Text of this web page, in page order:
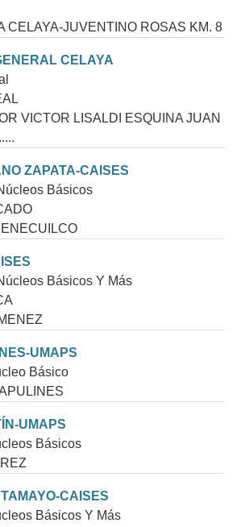
CELAYA-JUVENTINO ROSAS KM. 8
CELAYA
VICTOR LISALDI ESQUINA JUAN
ZAPATA-CAISES
Básicos
Básicos Y Más
UMAPS
Básico
UMAPS
Básicos
CAISES
Básicos Y Más